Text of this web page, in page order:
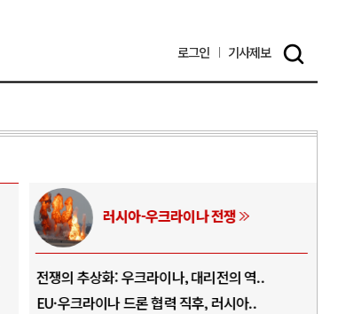
로그인 기사제보
러시아-우크라이나 전쟁
전쟁의 추상화: 우크라이나, 대리전의 역..
EU·우크라이나 드론 협력 직후, 러시아..